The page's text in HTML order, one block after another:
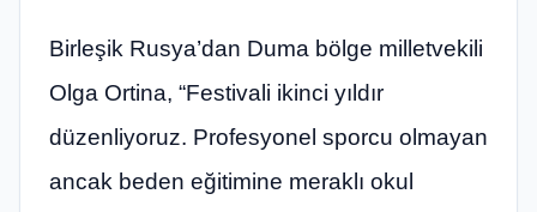
Birleşik Rusya’dan Duma bölge milletvekili
Olga Ortina, “Festivali ikinci yıldır
düzenliyoruz. Profesyonel sporcu olmayan
ancak beden eğitimine meraklı okul